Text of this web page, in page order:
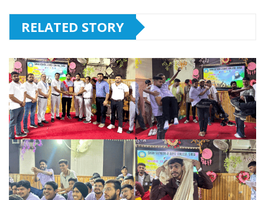
RELATED STORY